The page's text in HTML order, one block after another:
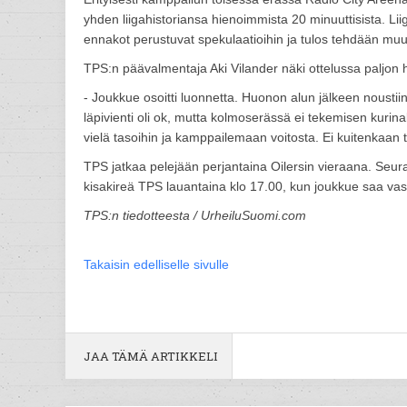
yhden liigahistoriansa hienoimmista 20 minuuttisista.
ennakot perustuvat spekulaatioihin ja tulos tehdään
TPS:n päävalmentaja Aki Vilander näki ottelussa
- Joukkue osoitti luonnetta. Huonon alun jälkeen
läpivienti oli ok, mutta kolmoserässä ei tekemisen
vielä tasoihin ja kamppailemaan voitosta. Ei
TPS jatkaa pelejään perjantaina Oilersin vieraana.
kisakireä TPS lauantaina klo 17.00, kun joukkue saa
TPS:n tiedotteesta / UrheiluSuomi.com
Takaisin edelliselle sivulle
JAA TÄMÄ ARTIKKELI